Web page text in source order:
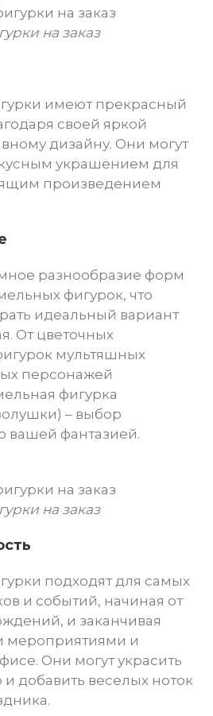
на заказ
имеют прекрасный
своей яркой
дизайну. Они могут
украшением для
произведением
разнообразие форм
фигурок, что
идеальный вариант
От цветочных
мультяшных
персонажей
фигурка
– выбор
вашей фантазией.
на заказ
подходят для самых
и событий, начиная от
и заканчивая
мероприятиями и
Они могут украсить
добавить веселых ноток